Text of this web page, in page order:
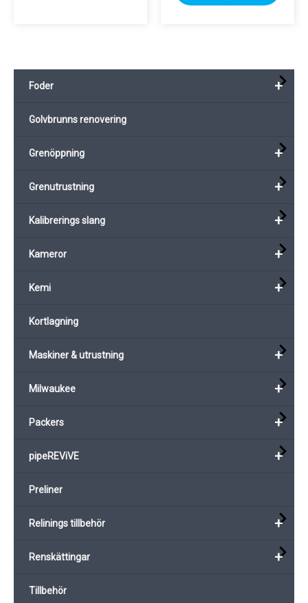
+
Foder
Golvbrunns renovering
+
Grenöppning
+
Grenutrustning
+
Kalibrerings slang
+
Kameror
+
Kemi
Kortlagning
+
Maskiner & utrustning
+
Milwaukee
+
Packers
+
pipeREViVE
Preliner
+
Relinings tillbehör
+
Renskättingar
Tillbehör